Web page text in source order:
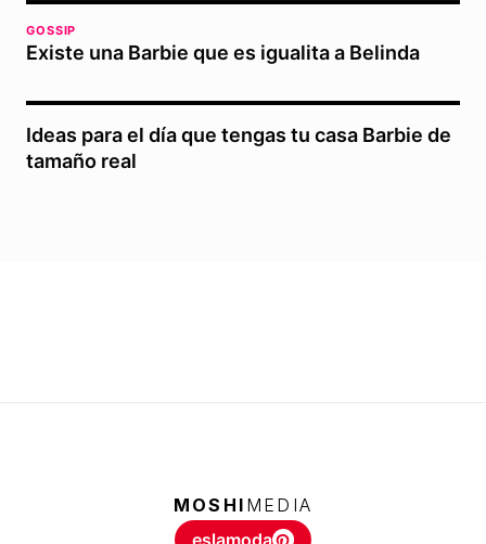
GOSSIP
Existe una Barbie que es igualita a Belinda
Ideas para el día que tengas tu casa Barbie de
tamaño real
MOSHI MEDIA
eslamoda